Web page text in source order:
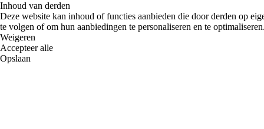
Inhoud van derden
Deze website kan inhoud of functies aanbieden die door derden op
te volgen of om hun aanbiedingen te personaliseren en te
Weigeren
Accepteer alle
Opslaan